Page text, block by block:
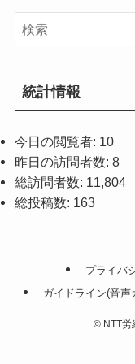
リ
ー
統計情報
今日の閲覧者: 10
昨日の訪問者数: 8
総訪問者数: 11,804
総投稿数: 163
プライバ
ガイドライン(音声
© NTT